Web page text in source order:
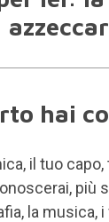
hai
il tuo
più
la musica,